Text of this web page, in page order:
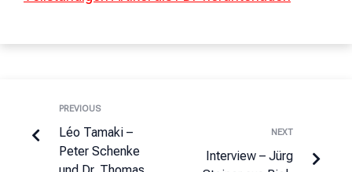
PREVIOUS
Léo Tamaki –
Peter Schenke
NEXT
Interview – Jürg